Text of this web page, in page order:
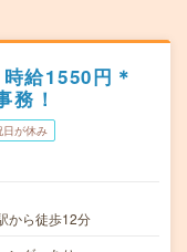
給1550円＊
務！
日が休み
から徒歩12分